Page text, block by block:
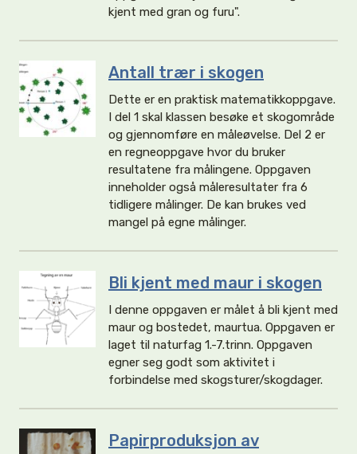
kjent med gran og furu".
Antall trær i skogen
Dette er en praktisk matematikkoppgave.
I del 1 skal klassen besøke et skogområde
og gjennomføre en måleøvelse. Del 2 er
en regneoppgave hvor du bruker
resultatene fra målingene. Oppgaven
inneholder også måleresultater fra 6
tidligere målinger. De kan brukes ved
mangel på egne målinger.
Bli kjent med maur i skogen
I denne oppgaven er målet å bli kjent med
maur og bostedet, maurtua. Oppgaven er
laget til naturfag 1.-7.trinn. Oppgaven
egner seg godt som aktivitet i
forbindelse med skogsturer/skogdager.
Papirproduksjon av